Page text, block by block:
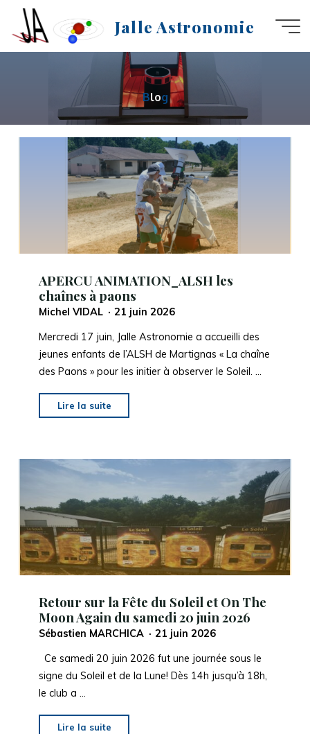
contenu
Jalle Astronomie
Blog
APERCU ANIMATION_ALSH les
chaînes à paons
Michel VIDAL
21 juin 2026
Mercredi 17 juin, Jalle Astronomie a accueilli des
jeunes enfants de l’ALSH de Martignas « La chaîne
des Paons » pour les initier à observer le Soleil. …
Lire la suite
ANIMATION_ALSH
chaînes
à
Retour sur la Fête du Soleil et On The
Moon Again du samedi 20 juin 2026
Sébastien MARCHICA
21 juin 2026
Ce samedi 20 juin 2026 fut une journée sous le
signe du Soleil et de la Lune! Dès 14h jusqu’à 18h,
le club a …
Lire la suite